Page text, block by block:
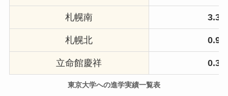
札幌南 3.3
札幌北 0.9
立命館慶祥 0.3
東京大学への進学実績一覧表